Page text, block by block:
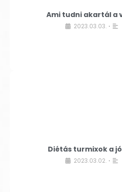
Ami tudni akartál a
2023.03.03. •
Diétás turmixok a
2023.03.02. •